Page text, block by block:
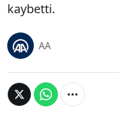
kaybetti.
AA